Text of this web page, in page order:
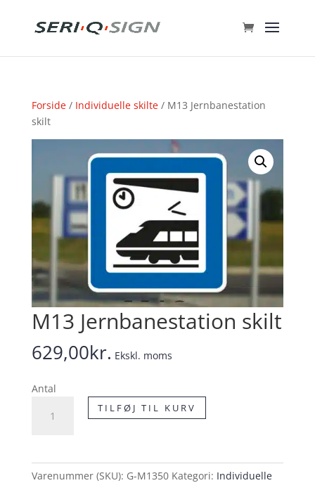
Forside/ Individuelle skilte/ M13 Jernbanestation
skilt
M13 Jernbanestation skilt
629,00kr. Ekskl. moms
Antal
Jernbanestation
TILFØJ TIL KURV
Varenummer (SKU): G-M1350 Kategori: Individuelle